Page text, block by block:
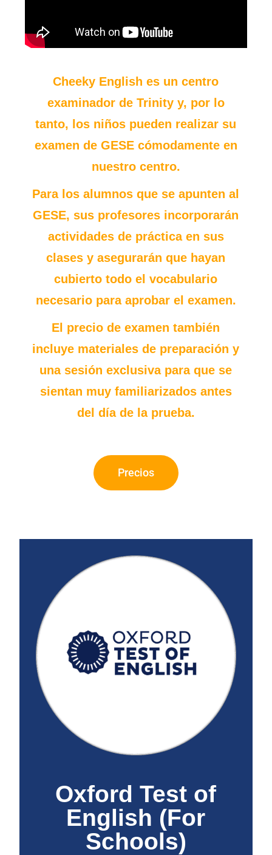
Cheeky English es un centro
examinador de Trinity y, por lo
tanto, los niños pueden realizar su
examen de GESE cómodamente en
nuestro centro.
Para los alumnos que se apunten al
GESE, sus profesores incorporarán
actividades de práctica en sus
clases y asegurarán que hayan
cubierto todo el vocabulario
necesario para aprobar el examen.
El precio de examen también
incluye materiales de preparación y
una sesión exclusiva para que se
sientan muy familiarizados antes
del día de la prueba.
Precios
Oxford Test of
English (For
Schools)